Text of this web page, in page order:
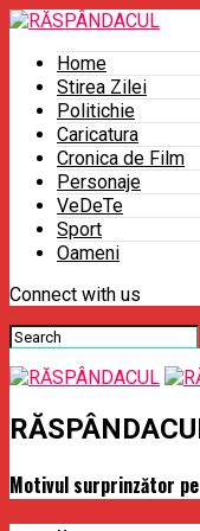
Home
Stirea Zilei
Politichie
Caricatura
Cronica de Film
Personaje
VeDeTe
Sport
Oameni
Connect with us
Motivul surprinzător